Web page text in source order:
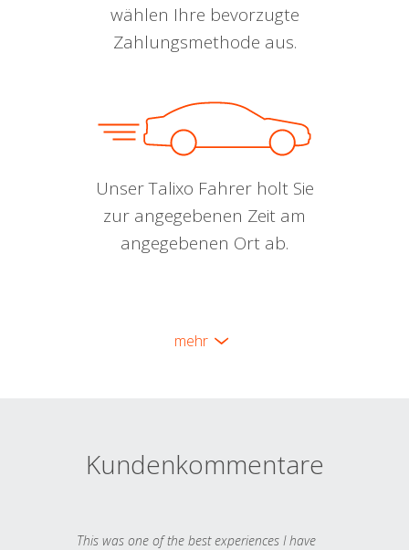
wählen Ihre bevorzugte
Zahlungsmethode aus.
Unser Talixo Fahrer holt Sie
zur angegebenen Zeit am
angegebenen Ort ab.
mehr
Kundenkommentare
This was one of the best experiences I have